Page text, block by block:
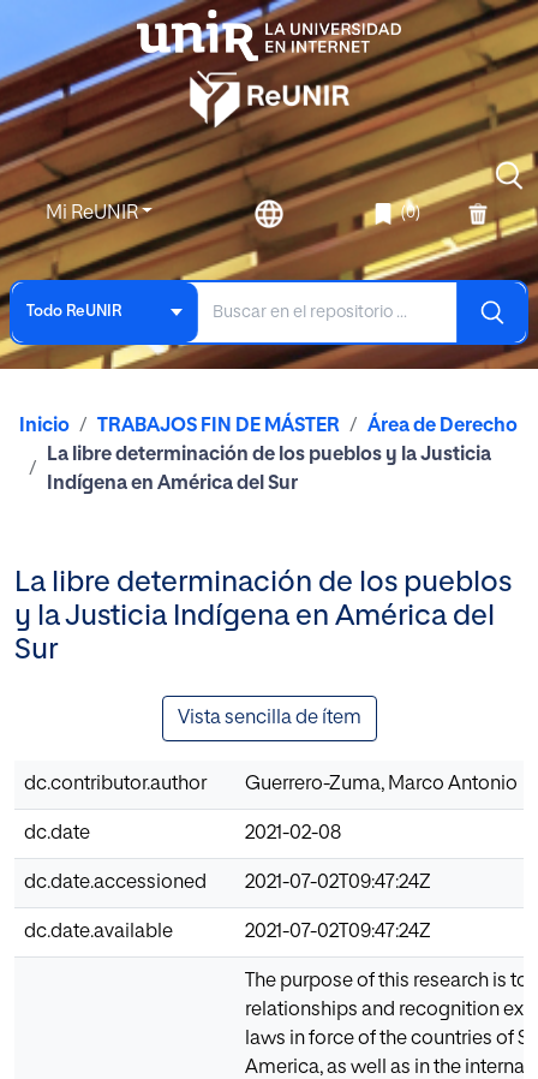
Mi ReUNIR (0)
Todo ReUNIR
Inicio TRABAJOS FIN DE MÁSTER
Área de Derecho
La libre determinación de los pueblos y la Justicia
Indígena en América del Sur
La libre determinación de los pueblos
y la Justicia Indígena en América del
Sur
Vista sencilla de ítem
dc.contributor.author Guerrero-Zuma, Marco Antonio
dc.date 2021-02-08
dc.date.accessioned 2021-07-02T09:47:24Z
dc.date.available 2021-07-02T09:47:24Z
The purpose of this research is to
relationships and recognition
laws in force of the countries of
America, as well as in the